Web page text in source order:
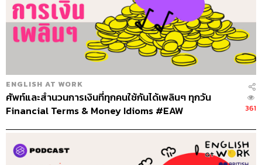
ABOUT THE HOST
THE STANDARD PODCAST
ทีมงาน THE STANDARD PODCAST
ENGLISH AT WORK
ศัพท์และสำนวนการเงินที่ทุกคนใช้กันได้เพลินๆ ทุกวัน
Financial Terms & Money Idioms #EAW
361